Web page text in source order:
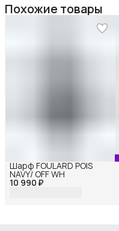
Похожие товары
10 990 ₽
Шарф FOULARD POIS
NAVY/ OFF WH